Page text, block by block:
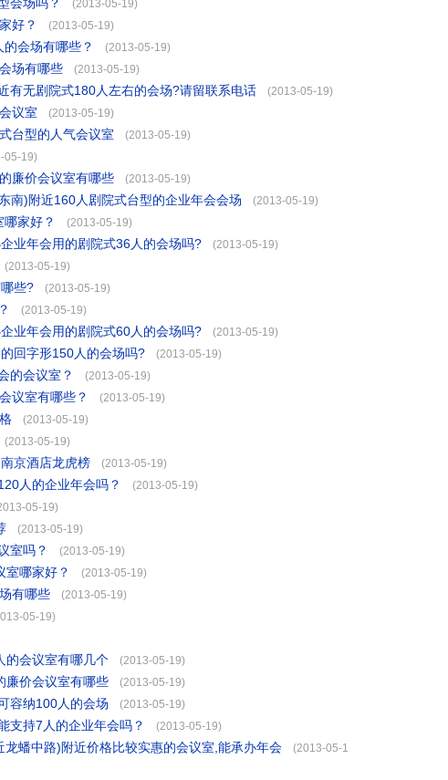
(2013-05-19)
好？ (2013-05-19)
会场有哪些？ (2013-05-19)
场有哪些 (2013-05-19)
有无剧院式180人左右的会场?请留联系电话 (2013-05-19)
议室 (2013-05-19)
台型的人气会议室 (2013-05-19)
05-19)
廉价会议室有哪些 (2013-05-19)
南)附近160人剧院式台型的企业年会会场 (2013-05-19)
家好？ (2013-05-19)
业年会用的剧院式36人的会场吗? (2013-05-19)
(2013-05-19)
些? (2013-05-19)
(2013-05-19)
业年会用的剧院式60人的会场吗? (2013-05-19)
回字形150人的会场吗? (2013-05-19)
的会议室？ (2013-05-19)
议室有哪些？ (2013-05-19)
(2013-05-19)
(2013-05-19)
京酒店龙虎榜 (2013-05-19)
人的企业年会吗？ (2013-05-19)
05-19)
(2013-05-19)
室吗？ (2013-05-19)
室哪家好？ (2013-05-19)
有哪些 (2013-05-19)
05-19)
的会议室有哪几个 (2013-05-19)
廉价会议室有哪些 (2013-05-19)
容纳100人的会场 (2013-05-19)
支持7人的企业年会吗？ (2013-05-19)
蟠中路)附近价格比较实惠的会议室,能承办年会 (2013-05-1